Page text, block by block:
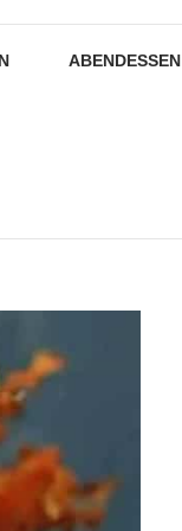
ABENDESSEN